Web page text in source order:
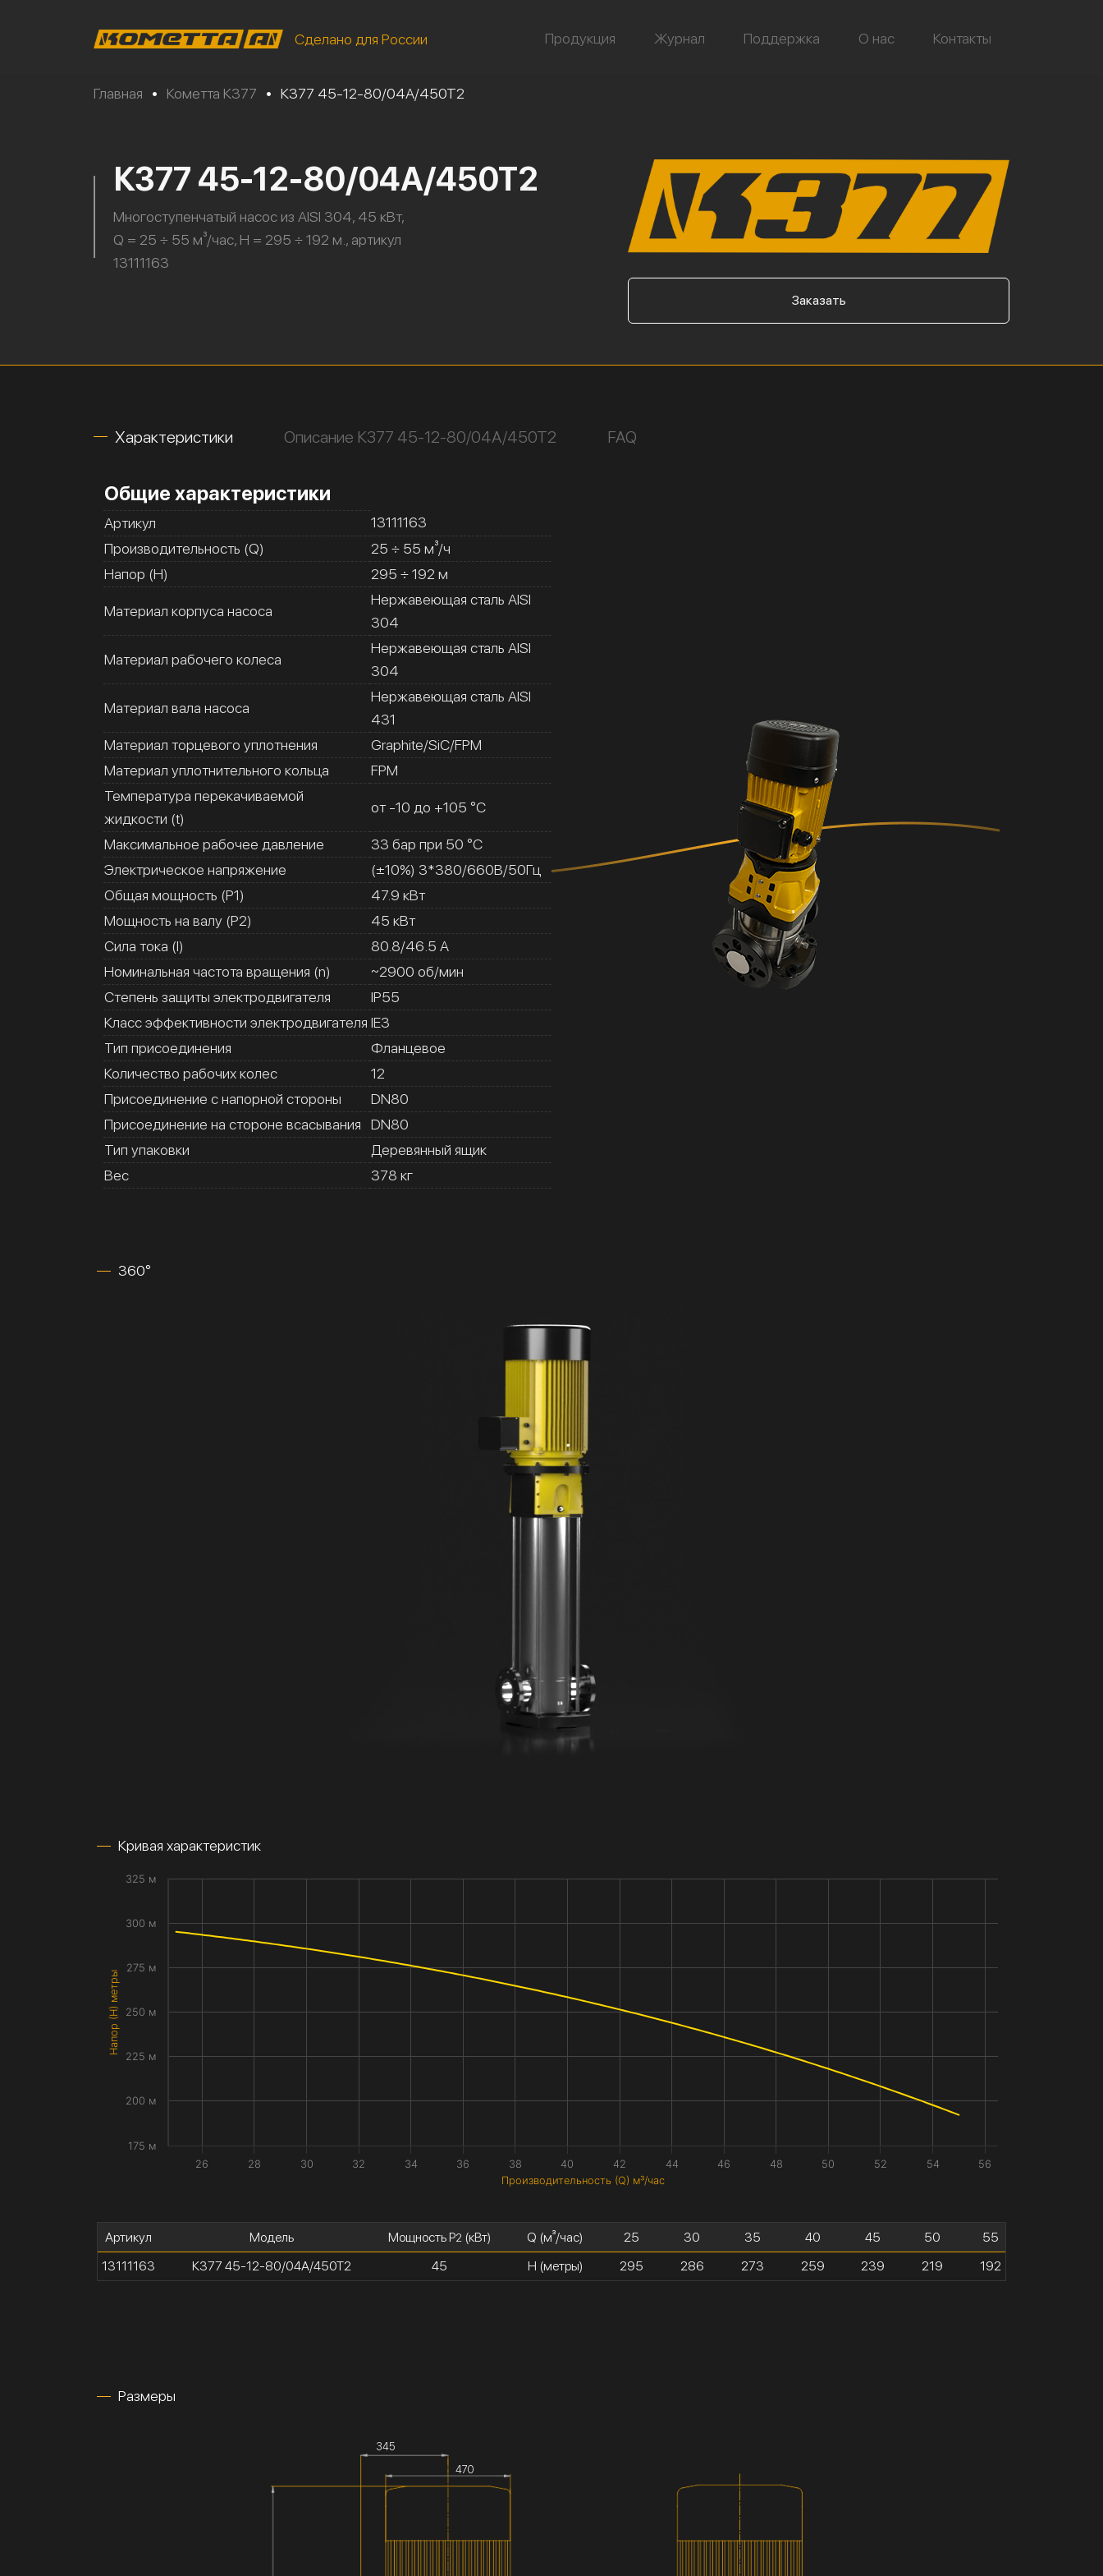
Сделано для России Продукция Журнал Поддержка О нас Контакты
Главная • Кометта К377 • К377 45-12-80/04А/450Т2
К377 45-12-80/04А/450Т2
Многоступенчатый насос из AISI 304, 45 кВт,
Q = 25 ÷ 55 м³/час, H = 295 ÷ 192 м., артикул
13111163
Заказать
Характеристики Описание К377 45-12-80/04А/450Т2 FAQ
Общие характеристики
Артикул
13111163
Производительность (Q)
25 ÷ 55 м³/ч
Напор (H)
295 ÷ 192 м
Материал корпуса насоса
Нержавеющая сталь AISI
304
Материал рабочего колеса
Нержавеющая сталь AISI
304
Материал вала насоса
Нержавеющая сталь AISI
431
Материал торцевого уплотнения
Graphite/SiC/FPM
Материал уплотнительного кольца
FPM
Температура перекачиваемой
жидкости (t)
от -10 до +105 °C
Максимальное рабочее давление
33 бар при 50 °C
Электрическое напряжение
(±10%) 3*380/660В/50Гц
Общая мощность (Р1)
47.9 кВт
Мощность на валу (Р2)
45 кВт
Сила тока (I)
80.8/46.5 A
Номинальная частота вращения (n)
~2900 об/мин
Степень защиты электродвигателя
IP55
Класс эффективности электродвигателя IE3
Тип присоединения
Фланцевое
Количество рабочих колес
12
Присоединение с напорной стороны
DN80
Присоединение на стороне всасывания
DN80
Тип упаковки
Деревянный ящик
Вес
378 кг
360°
Кривая характеристик
Производительность (Q) м³/час
Напор (H) метры
26 28 30 32 34 36 38 40 42 44 46 48 50 52 54 56
175 м
200 м
225 м
250 м
275 м
300 м
325 м
Артикул
13111163
Модель
К377 45-12-80/04А/450Т2
Мощность P2(кВт)
45
Q (м³/час)
H (метры)
25
295
30
286
35
273
40
259
45
239
50
219
55
192
Размеры
345
470